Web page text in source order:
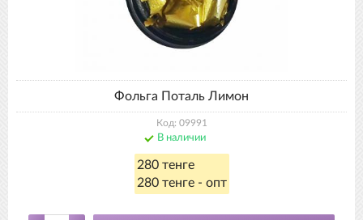
Фольга Поталь Лимон
Код: 09991
В наличии
280 тенге
280 тенге - опт